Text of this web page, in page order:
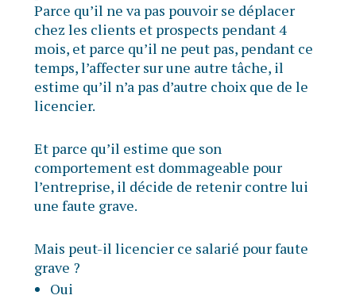
Parce qu’il ne va pas pouvoir se déplacer
chez les clients et prospects pendant 4
mois, et parce qu’il ne peut pas, pendant ce
temps, l’affecter sur une autre tâche, il
estime qu’il n’a pas d’autre choix que de le
licencier.
Et parce qu’il estime que son
comportement est dommageable pour
l’entreprise, il décide de retenir contre lui
une faute grave.
Mais peut-il licencier ce salarié pour faute
grave ?
Oui